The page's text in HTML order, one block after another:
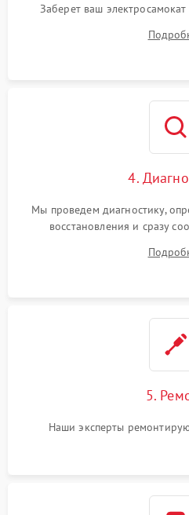
Заберет ваш
4.
Мы проведем диагностику,
восстановления и сразу
5.
Наши эксперты